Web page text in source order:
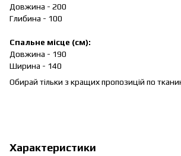
Довжина - 200
Глибина - 100
Спальне місце (см):
Довжина - 190
Ширина - 140
Обирай тільки з кращих пропозицій по
Характеристики